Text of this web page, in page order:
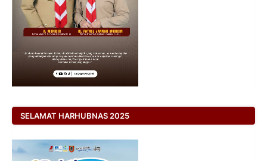
SELAMAT HARHUBNAS 2025